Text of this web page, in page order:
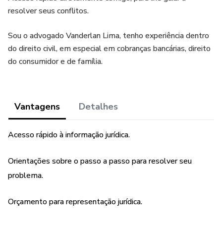
resolver seus conflitos.
Sou o advogado Vanderlan Lima, tenho experiência dentro
do direito civil, em especial em cobranças bancárias, direito
do consumidor e de família.
Vantagens Detalhes
Acesso rápido à informação jurídica.
Orientações sobre o passo a passo para resolver seu
problema.
Orçamento para representação jurídica.